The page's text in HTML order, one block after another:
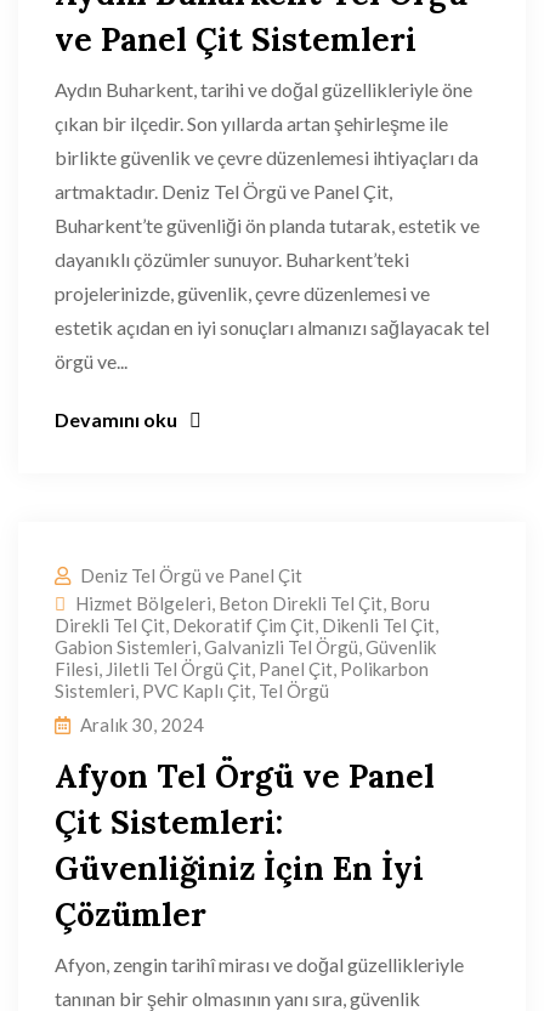
ve Panel Çit Sistemleri
Aydın Buharkent, tarihi ve doğal güzellikleriyle öne
çıkan bir ilçedir. Son yıllarda artan şehirleşme ile
birlikte güvenlik ve çevre düzenlemesi ihtiyaçları da
artmaktadır. Deniz Tel Örgü ve Panel Çit,
Buharkent’te güvenliği ön planda tutarak, estetik ve
dayanıklı çözümler sunuyor. Buharkent’teki
projelerinizde, güvenlik, çevre düzenlemesi ve
estetik açıdan en iyi sonuçları almanızı sağlayacak tel
örgü ve...
Devamını oku
Deniz Tel Örgü ve Panel Çit
Hizmet Bölgeleri, Beton Direkli Tel Çit, Boru
Direkli Tel Çit, Dekoratif Çim Çit, Dikenli Tel Çit,
Gabion Sistemleri,Galvanizli Tel Örgü,Güvenlik
Filesi, Jiletli Tel Örgü Çit, Panel Çit, Polikarbon
Sistemleri, PVC Kaplı Çit, Tel Örgü
Aralık 30, 2024
Afyon Tel Örgü ve Panel
Çit Sistemleri:
Güvenliğiniz İçin En İyi
Çözümler
Afyon, zengin tarihî mirası ve doğal güzellikleriyle
tanınan bir şehir olmasının yanı sıra, güvenlik